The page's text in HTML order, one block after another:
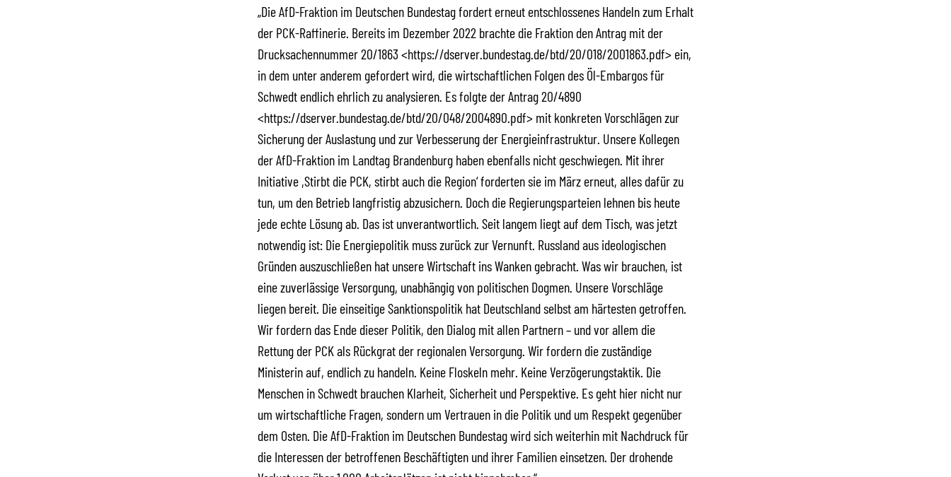
„Die AfD-Fraktion im Deutschen Bundestag fordert erneut entschlossenes Handeln zum Erhalt
der PCK-Raffinerie. Bereits im Dezember 2022 brachte die Fraktion den Antrag mit der
Drucksachennummer 20/1863 <https://dserver.bundestag.de/btd/20/018/2001863.pdf> ein,
in dem unter anderem gefordert wird, die wirtschaftlichen Folgen des Öl-Embargos für
Schwedt endlich ehrlich zu analysieren. Es folgte der Antrag 20/4890
<https://dserver.bundestag.de/btd/20/048/2004890.pdf> mit konkreten Vorschlägen zur
Sicherung der Auslastung und zur Verbesserung der Energieinfrastruktur. Unsere Kollegen
der AfD-Fraktion im Landtag Brandenburg haben ebenfalls nicht geschwiegen. Mit ihrer
Initiative ,Stirbt die PCK, stirbt auch die Region‘ forderten sie im März erneut, alles dafür zu
tun, um den Betrieb langfristig abzusichern. Doch die Regierungsparteien lehnen bis heute
jede echte Lösung ab. Das ist unverantwortlich. Seit langem liegt auf dem Tisch, was jetzt
notwendig ist: Die Energiepolitik muss zurück zur Vernunft. Russland aus ideologischen
Gründen auszuschließen hat unsere Wirtschaft ins Wanken gebracht. Was wir brauchen, ist
eine zuverlässige Versorgung, unabhängig von politischen Dogmen. Unsere Vorschläge
liegen bereit. Die einseitige Sanktionspolitik hat Deutschland selbst am härtesten getroffen.
Wir fordern das Ende dieser Politik, den Dialog mit allen Partnern – und vor allem die
Rettung der PCK als Rückgrat der regionalen Versorgung. Wir fordern die zuständige
Ministerin auf, endlich zu handeln. Keine Floskeln mehr. Keine Verzögerungstaktik. Die
Menschen in Schwedt brauchen Klarheit, Sicherheit und Perspektive. Es geht hier nicht nur
um wirtschaftliche Fragen, sondern um Vertrauen in die Politik und um Respekt gegenüber
dem Osten. Die AfD-Fraktion im Deutschen Bundestag wird sich weiterhin mit Nachdruck für
die Interessen der betroffenen Beschäftigten und ihrer Familien einsetzen. Der drohende